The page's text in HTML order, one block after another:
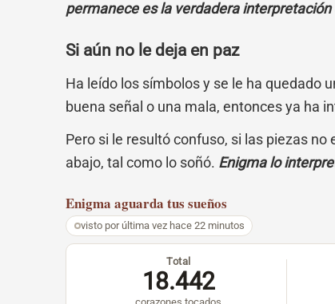
permanece es la verdadera interpretación
Si aún no le deja en paz
Ha leído los símbolos y se le ha quedado
buena señal o una mala, entonces ya ha
Pero si le resultó confuso, si las piezas
abajo, tal como lo soñó. Enigma lo
Enigma aguarda tus sueños
visto por última vez hace 22 minutos
Total
18.442